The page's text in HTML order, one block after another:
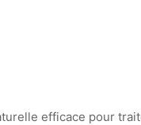
efficace pour